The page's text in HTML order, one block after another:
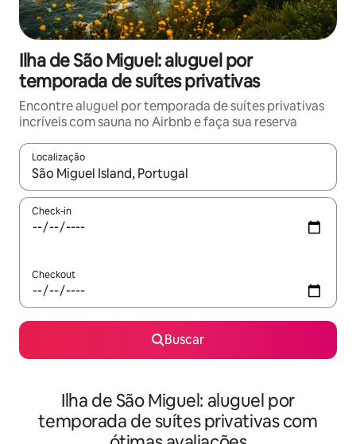
Ilha de São Miguel: aluguel por
temporada de suítes privativas
Encontre aluguel por temporada de suítes privativas
incríveis com sauna no Airbnb e faça sua reserva
Localização
Quando os resultados estiverem disponíveis, explore-os
Check-in
Checkout
Buscar
Ilha de São Miguel: aluguel por
temporada de suítes privativas com